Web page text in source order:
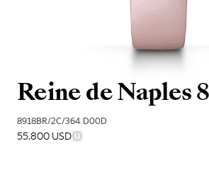
Reine de Naples
8918BR/2C/364 D00D
55.800 USD